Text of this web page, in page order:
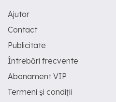
Ajutor
Contact
Publicitate
Întrebări frecvente
Abonament VIP
Termeni și condiții